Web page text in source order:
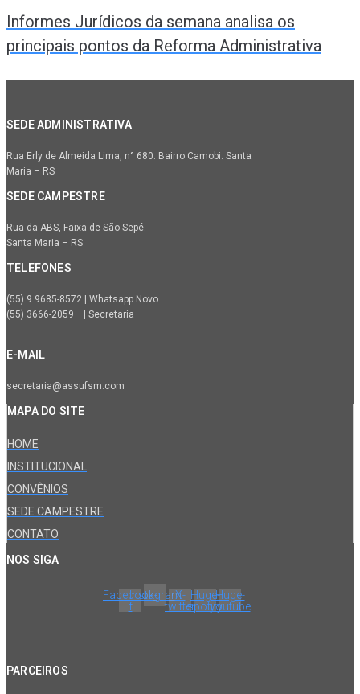
Informes Jurídicos da semana analisa os
principais pontos da Reforma Administrativa
SEDE ADMINISTRATIVA
Rua Erly de Almeida Lima, n° 680. Bairro Camobi. Santa
Maria – RS
SEDE CAMPESTRE
Rua da ABS, Faixa de São Sepé.
Santa Maria – RS
TELEFONES
(55) 9.9685-8572 | Whatsapp Novo
(55) 3666-2059 | Secretaria
E-MAIL
secretaria@assufsm.com
MAPA DO SITE
HOME
INSTITUCIONAL
CONVÊNIOS
SEDE CAMPESTRE
CONTATO
NOS SIGA
Facebook-
f
InstagramX-
twitter
Huge-
spotify
Huge-
youtube
PARCEIROS